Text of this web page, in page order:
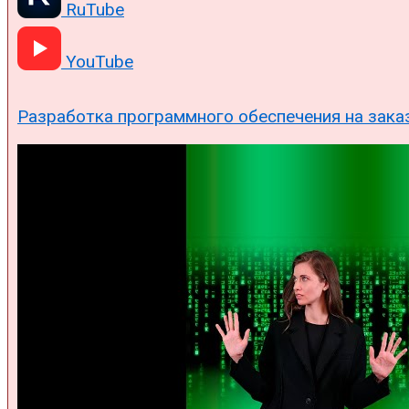
RuTube
YouTube
Разработка программного обеспечения на